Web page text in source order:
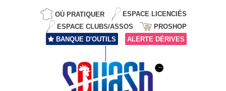
OÙ PRATIQUER
ESPACE LICENCIÉS
ESPACE CLUBS/ASSOS
PROSHOP
BANQUE D'OUTILS
ALERTE DÉRIVES